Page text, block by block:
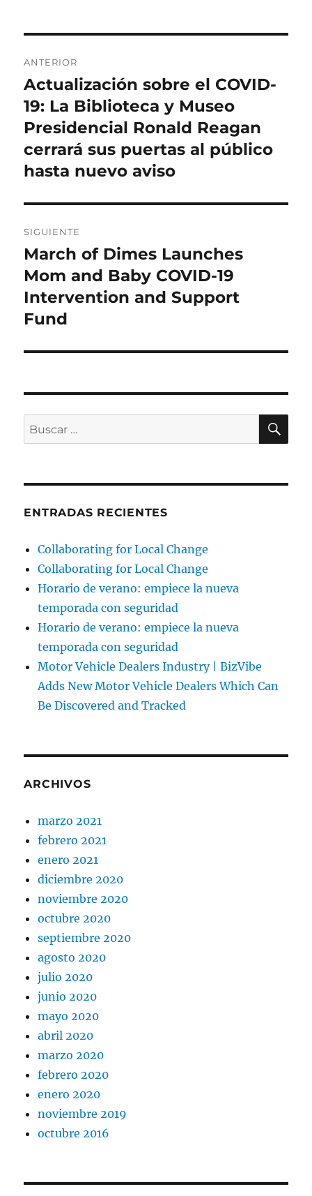
de
entradas
ANTERIOR
Entrada
anterior:
Actualización sobre el COVID-
19: La Biblioteca y Museo
Presidencial Ronald Reagan
cerrará sus puertas al público
hasta nuevo aviso
SIGUIENTE
Entrada
siguiente:
March of Dimes Launches
Mom and Baby COVID-19
Intervention and Support
Fund
Buscar
por:
ENTRADAS RECIENTES
Collaborating for Local Change
Collaborating for Local Change
Horario de verano: empiece la nueva
temporada con seguridad
Horario de verano: empiece la nueva
temporada con seguridad
Motor Vehicle Dealers Industry | BizVibe
Adds New Motor Vehicle Dealers Which Can
Be Discovered and Tracked
ARCHIVOS
marzo 2021
febrero 2021
enero 2021
diciembre 2020
noviembre 2020
octubre 2020
septiembre 2020
agosto 2020
julio 2020
junio 2020
mayo 2020
abril 2020
marzo 2020
febrero 2020
enero 2020
noviembre 2019
octubre 2016